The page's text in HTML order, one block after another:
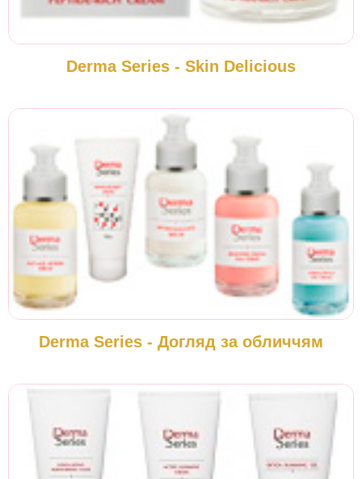
Derma Series - Skin Delicious
Derma Series - Догляд за обличчям